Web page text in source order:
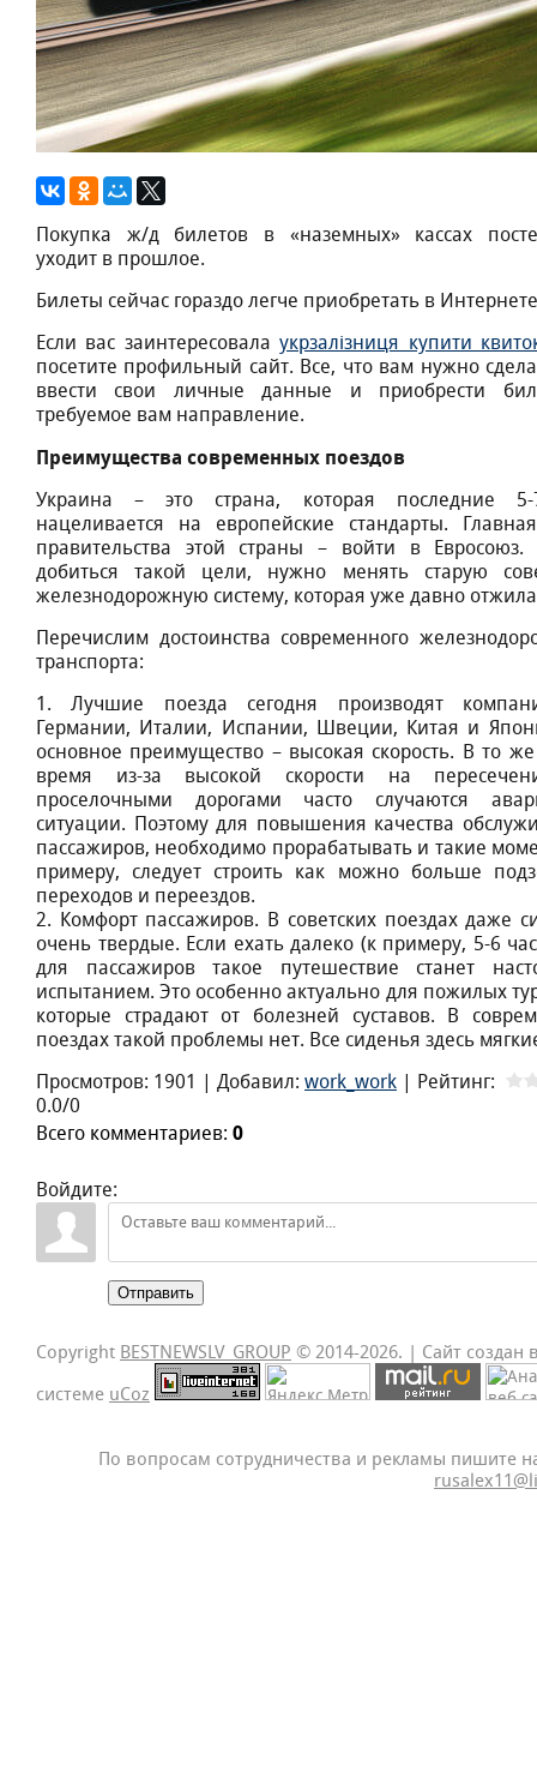
Покупка ж/д билетов в «наземных» кассах
уходит в прошлое.
Билеты сейчас гораздо легче приобретать в
Если вас заинтересовалаукрзалізниця купити
посетите профильный сайт. Все, что вам нужно
ввести свои личные данные и приобрести
требуемое вам направление.
Преимущества современных поездов
Украина – это страна, которая последние
нацеливается на европейские стандарты.
правительства этой страны – войти в Евросоюз.
добиться такой цели, нужно менять старую
железнодорожную систему, которая уже давно
Перечислим достоинства современного
транспорта:
1. Лучшие поезда сегодня производят
Германии, Италии, Испании, Швеции, Китая и
основное преимущество – высокая скорость. В то
время из-за высокой скорости на
проселочными дорогами часто случаются
ситуации. Поэтому для повышения качества
пассажиров, необходимо прорабатывать и такие
примеру, следует строить как можно больше
переходов и переездов.
2. Комфорт пассажиров. В советских поездах даже
очень твердые. Если ехать далеко (к примеру, 5-6
для пассажиров такое путешествие станет
испытанием. Это особенно актуально для пожилых
которые страдают от болезней суставов. В
поездах такой проблемы нет. Все сиденья здесь
Просмотров: 1901 Добавил: work_work Рейтинг:
0.0/0
Всего комментариев: 0
Войдите:
Отправить
Copyright BESTNEWSLV_GROUP © 2014-2026. | Сайт создан
системе uCoz
По вопросам сотрудничества и рекламы пишите